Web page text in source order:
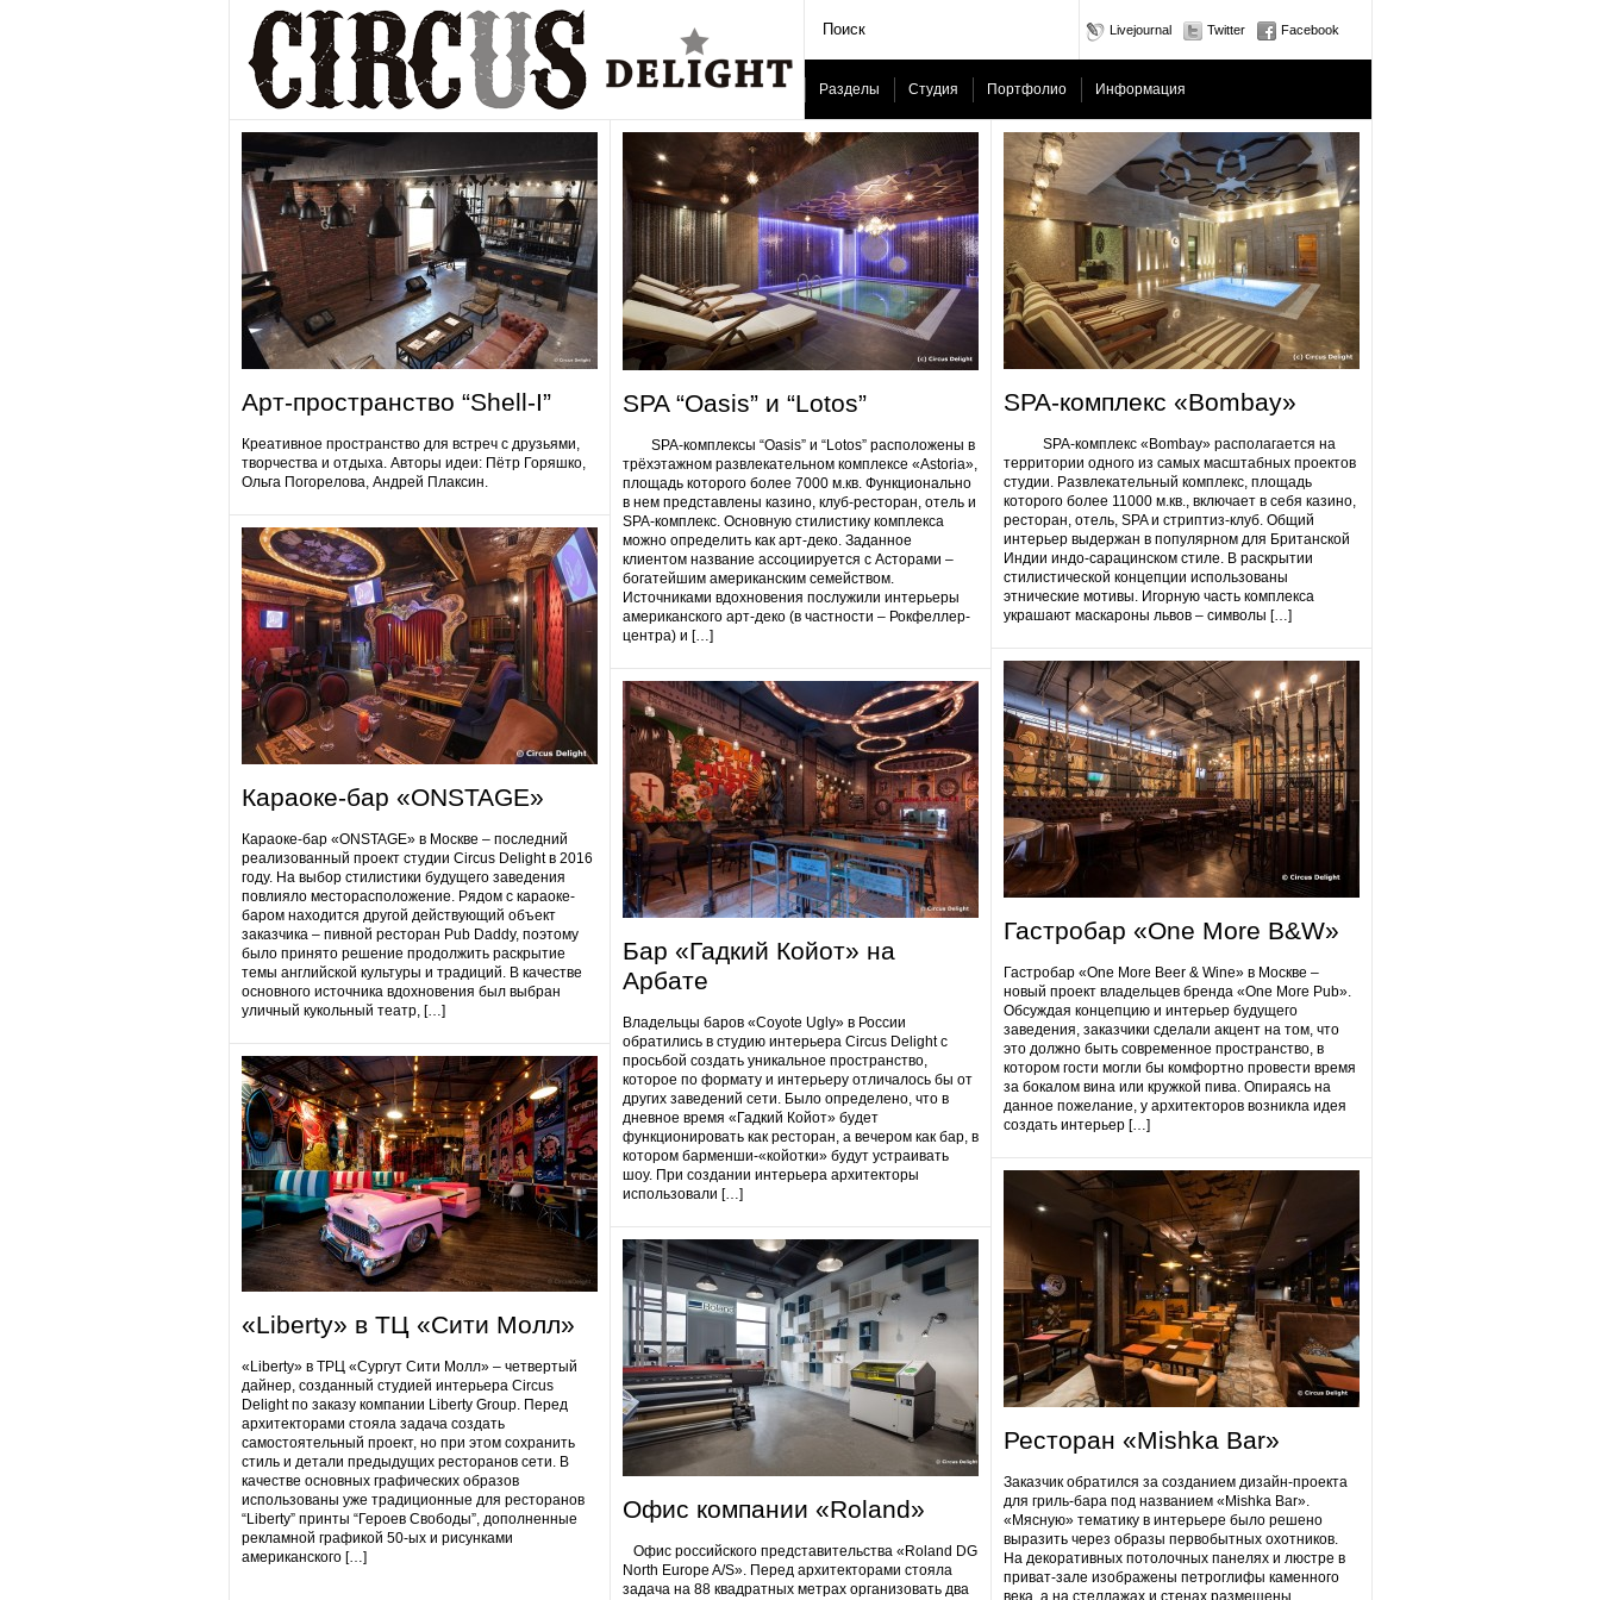
Livejournal Twitter Facebook
Разделы Студия Портфолио Информация
Арт-пространство “Shell-I”
Креативное пространство для встреч с друзьями,
творчества и отдыха. Авторы идеи: Пётр Горяшко,
Ольга Погорелова, Андрей Плаксин.
Караоке-бар «ONSTAGE»
Караоке-бар «ONSTAGE» в Москве – последний
реализованный проект студии Circus Delight в 2016
году. На выбор стилистики будущего заведения
повлияло месторасположение. Рядом с караоке-
баром находится другой действующий объект
заказчика – пивной ресторан Pub Daddy​, поэтому
было принято решение продолжить раскрытие
темы английской культуры и традиций. В качестве
основного источника вдохновения был выбран
уличный кукольный театр, […]
«Liberty» в ТЦ «Сити Молл»
«Liberty» в ТРЦ «Сургут Сити Молл» – четвертый
дайнер, созданный студией интерьера Circus
Delight по заказу компании Liberty Group. Перед
архитекторами стояла задача создать
самостоятельный проект, но при этом сохранить
стиль и детали предыдущих ресторанов сети. В
качестве основных графических образов
использованы уже традиционные для ресторанов
“Liberty” принты “Героев Свободы”, дополненные
рекламной графикой 50-ых и рисунками
американского […]
SPA “Oasis” и “Lotos”
SPA-комплексы “Oasis” и “Lotos” расположены в
трёхэтажном развлекательном комплексе «Astoria»,
площадь которого более 7000 м.кв. Функционально
в нем представлены казино, клуб-ресторан, отель и
SPA-комплекс. Основную стилистику комплекса
можно определить как арт-деко. Заданное
клиентом название ассоциируется с Асторами –
богатейшим американским семейством.
Источниками вдохновения послужили интерьеры
американского арт-деко (в частности – Рокфеллер-
центра) и […]
Бар «Гадкий Койот» на
Арбате
Владельцы баров «Coyote Ugly» в России
обратились в студию интерьера Circus Delight с
просьбой создать уникальное пространство,
которое по формату и интерьеру отличалось бы от
других заведений сети. Было определено, что в
дневное время «Гадкий Койот» будет
функционировать как ресторан, а вечером как бар, в
котором барменши-«койотки» будут устраивать
шоу. При создании интерьера архитекторы
использовали […]
Офис компании «Roland»
Офис российского представительства «Roland DG
North Europe A/S». Перед архитекторами стояла
задача на 88 квадратных метрах организовать два
SPA-комплекс «Bombay»
SPA-комплекс «Bombay» располагается на
территории одного из самых масштабных проектов
студии. Развлекательный комплекс, площадь
которого более 11000 м.кв., включает в себя казино,
ресторан, отель, SPA и стриптиз-клуб. Общий
интерьер выдержан в популярном для Британской
Индии индо-сарацинском стиле. В раскрытии
стилистической концепции использованы
этнические мотивы. Игорную часть комплекса
украшают маскароны львов – символы […]
Гастробap «One More B&W»
Гастробap «One More Beer & Wine» в Москве –
новый проект владельцев бренда «One More Pub».
Обсуждая концепцию и интерьер будущего
заведения, заказчики сделали акцент на том, что
это должно быть современное пространство, в
котором гости могли бы комфортно провести время
за бокалом вина или кружкой пива. Опираясь на
данное пожелание, у архитекторов возникла идея
создать интерьер […]
Ресторан «Mishka Bar»
Заказчик обратился за созданием дизайн-проекта
для гриль-бара под названием «Mishka Bar».
«Мясную» тематику в интерьере было решено
выразить через образы первобытных охотников.
На декоративных потолочных панелях и люстре в
приват-зале изображены петроглифы каменного
века, а на стеллажах и стенах размещены